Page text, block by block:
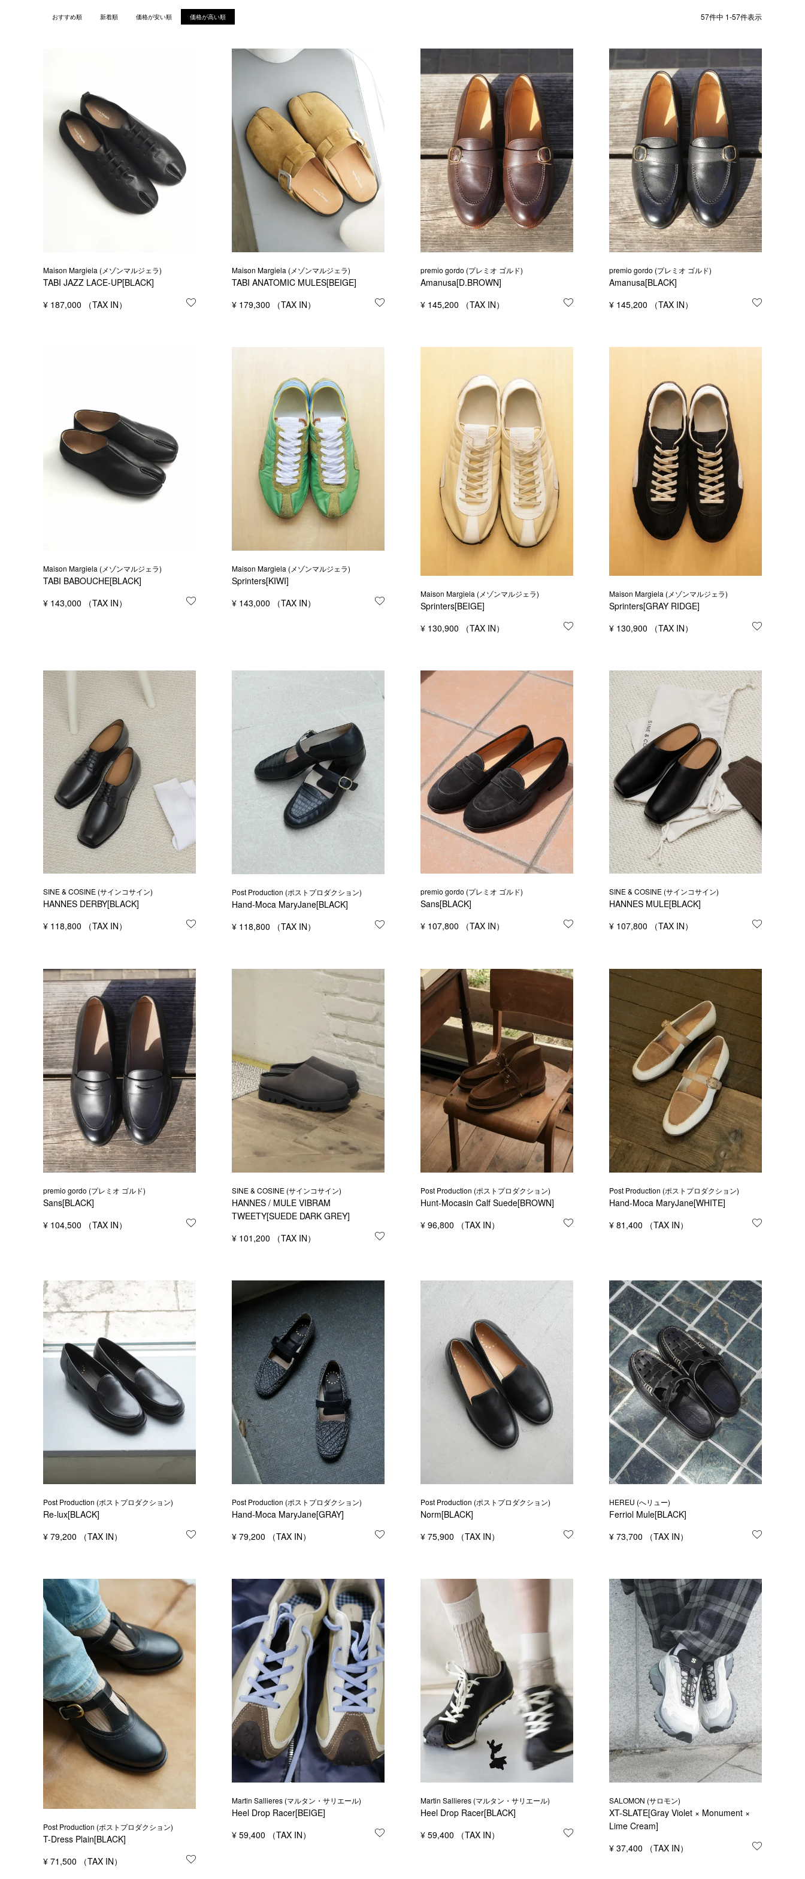
おすすめ順 新着順 価格が安い順 価格が高い順 57件中 1-57件表示
Maison Margiela (メゾンマルジェラ)
TABI JAZZ LACE-UP[BLACK]
¥ 187,000 お気に入りに登録する
Maison Margiela (メゾンマルジェラ)
TABI ANATOMIC MULES[BEIGE]
¥ 179,300 お気に入りに登録する
premio gordo (プレミオ ゴルド)
Amanusa[D.BROWN]
¥ 145,200 お気に入りに登録する
premio gordo (プレミオ ゴルド)
Amanusa[BLACK]
¥ 145,200
Maison Margiela (メゾンマルジェラ)
TABI BABOUCHE[BLACK]
¥ 143,000 お気に入りに登録する
Maison Margiela (メゾンマルジェラ)
Sprinters[KIWI]
¥ 143,000 お気に入りに登録する
Maison Margiela (メゾンマルジェラ)
Sprinters[BEIGE]
¥ 130,900 お気に入りに登録する
Maison Margiela (メゾンマルジェラ)
Sprinters[GRAY RIDGE]
¥ 130,900
SINE & COSINE (サインコサイン)
HANNES DERBY[BLACK]
¥ 118,800 お気に入りに登録する
Post Production (ポストプロダクション)
Hand-Moca MaryJane[BLACK]
¥ 118,800 お気に入りに登録する
premio gordo (プレミオ ゴルド)
Sans[BLACK]
¥ 107,800 お気に入りに登録する
SINE & COSINE (サインコサイン)
HANNES MULE[BLACK]
¥ 107,800
premio gordo (プレミオ ゴルド)
Sans[BLACK]
¥ 104,500 お気に入りに登録する
SINE & COSINE (サインコサイン)
HANNES / MULE VIBRAM
TWEETY[SUEDE DARK GREY]
¥ 101,200
Post Production (ポストプロダクション)
Hunt-Mocasin Calf Suede[BROWN]
¥ 96,800 お気に入りに登録する
Post Production (ポストプロダクション)
Hand-Moca MaryJane[WHITE]
¥ 81,400
Post Production (ポストプロダクション)
Re-lux[BLACK]
¥ 79,200 お気に入りに登録する
Post Production (ポストプロダクション)
Hand-Moca MaryJane[GRAY]
¥ 79,200 お気に入りに登録する
Post Production (ポストプロダクション)
Norm[BLACK]
¥ 75,900 お気に入りに登録する
HEREU (へリュー)
Ferriol Mule[BLACK]
¥ 73,700
Post Production (ポストプロダクション)
T-Dress Plain[BLACK]
¥ 71,500
Martin Sallieres (マルタン・サリエール)
Heel Drop Racer[BEIGE]
¥ 59,400 お気に入りに登録する
Martin Sallieres (マルタン・サリエール)
Heel Drop Racer[BLACK]
¥ 59,400 お気に入りに登録する
SALOMON (サロモン)
XT-SLATE[Gray Violet × Monument ×
Lime Cream]
¥ 37,400